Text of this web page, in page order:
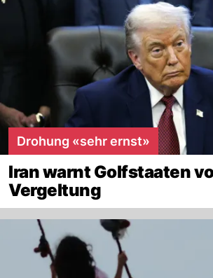
Drohung «sehr ernst»
Iran warnt Golfstaaten
Vergeltung